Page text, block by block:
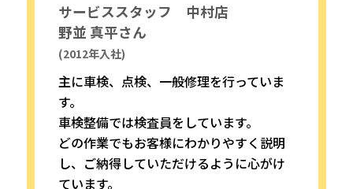
サービススタッフ 中村店
野並 真平さん
(2012年入社)
主に車検、点検、一般修理を行っていま
す。
車検整備では検査員をしています。
どの作業でもお客様にわかりやすく説明
し、ご納得していただけるように心がけ
ています。